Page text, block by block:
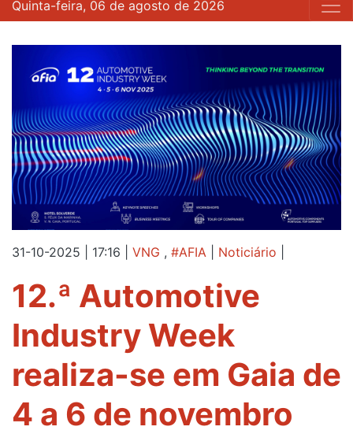
Quinta-feira, 06 de agosto de 2026
31-10-2025 | 17:16 VNG , #AFIA Noticiário
12.ª Automotive
Industry Week
realiza-se em Gaia de
4 a 6 de novembro